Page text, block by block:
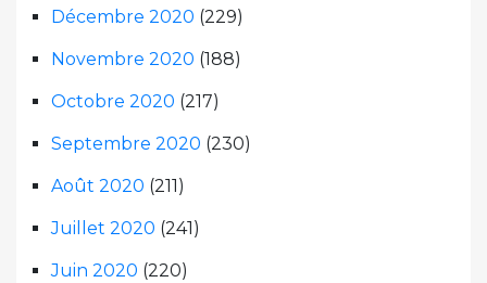
Décembre 2020 (229)
Novembre 2020 (188)
Octobre 2020 (217)
Septembre 2020 (230)
Août 2020 (211)
Juillet 2020 (241)
Juin 2020 (220)